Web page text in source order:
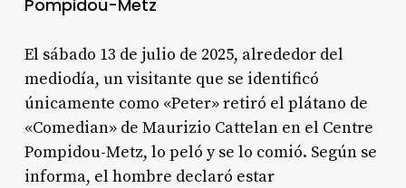
Pompidou-Metz
El sábado 13 de julio de 2025, alrededor del
mediodía, un visitante que se identificó
únicamente como «Peter» retiró el plátano de
«Comedian» de Maurizio Cattelan en el Centre
Pompidou-Metz, lo peló y se lo comió. Según se
informa, el hombre declaró estar